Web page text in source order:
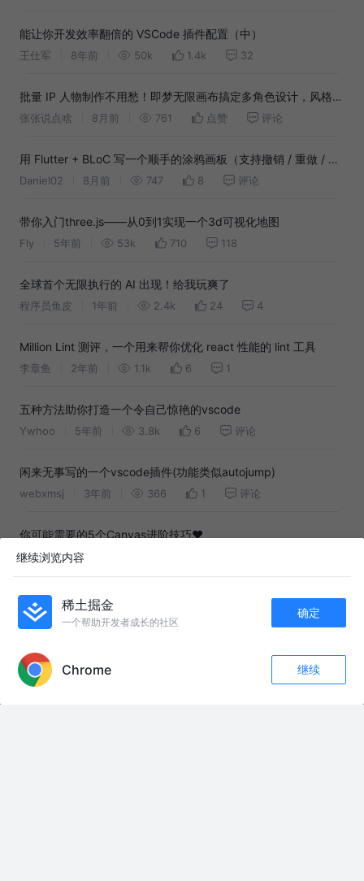
503
能让你开发效率翻倍的 VSCode 插件配置（中）
王仕军 8年前 50k 1.4k 32
批量 IP 人物制作不用愁！即梦无限画布搞定多角色设计，风格统
一超省心。看我小美人鱼怎么画到你的心吧上！
张张说点啥 8月前 761 点赞 评论
用 Flutter + BLoC 写一个顺手的涂鸦画板（支持撤销 / 重做 / 橡
皮擦 / 保存相册）
Daniel02 8月前 747 8 评论
带你入门three.js——从0到1实现一个3d可视化地图
Fly 5年前 53k 710 118
全球首个无限执行的 AI 出现！给我玩爽了
程序员鱼皮 1年前 2.4k 24 4
Million Lint 测评，一个用来帮你优化 react 性能的 lint 工具
李章鱼 2年前 1.1k 6 1
五种方法助你打造一个令自己惊艳的vscode
Ywhoo 5年前 3.8k 6 评论
闲来无事写的一个vscode插件(功能类似autojump)
webxmsj 3年前 366 1 评论
你可能需要的5个Canvas进阶技巧❤
夜剑剑 4年前
ChatGPT ✖️ 前端 = 有点er意思
木头就是我呀 3年前 83k
13个Cursor神功能，比VSCode强大100倍
孟健AI编程
继续浏览内容
稀土掘金
一个帮助开发者成长的社区
确定
Chrome 继续